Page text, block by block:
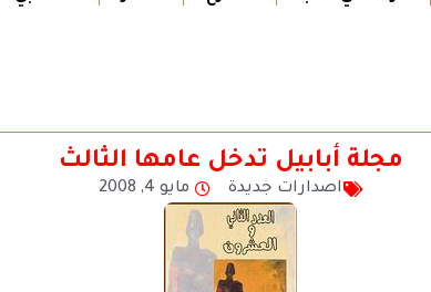
مجلة أبابيل تدخل عامها الثالث
اصدارات جديدة مايو 4, 2008